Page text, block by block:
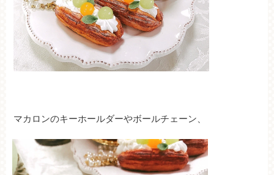
マカロンのキーホールダーやボールチェーン、